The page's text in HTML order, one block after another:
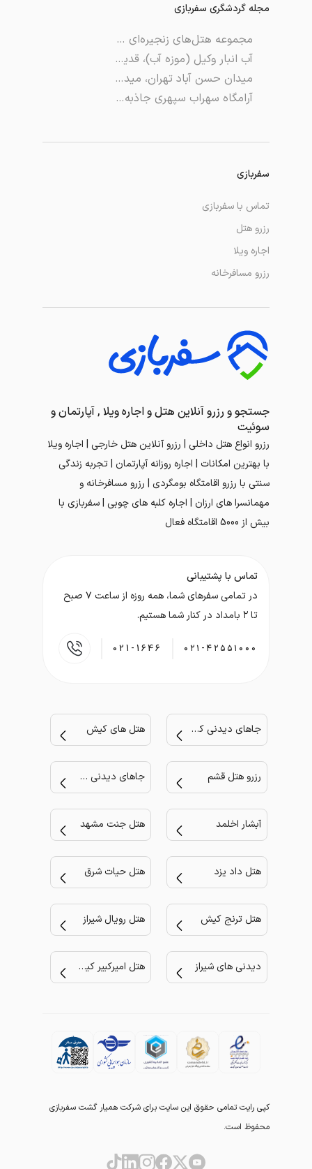
جستجو و رزرو آنلاین هتل و اجاره ویلا , آپارتمان و
سوئیت
رزرو انواع هتل داخلی | رزرو آنلاین هتل خارجی | اجاره ویلا
با بهترین امکانات | اجاره روزانه آپارتمان | تجربه زندگی
سنتی با رزرو اقامتگاه بومگردی | رزرو مسافرخانه و
مهمانسرا های ارزان | اجاره کلبه های چوبی | سفربازی با
بیش از 5000 اقامتگاه فعال
سفربازی
تماس با سفربازی
رزرو هتل
اجاره ویلا
رزرو مسافرخانه
مجله گردشگری سفربازی
مجموعه هتل‌های زنجیره‌ای کریستیانو رونالدو
آب انبار وکیل (موزه آب)، قدیمی، زیبا و خنک!
میدان حسن ‌آباد تهران، میدانی قدیمی با نمایی آرامش بخش
آرامگاه سهراب سپهری جاذبه دیدنی مشهد اردهال
تماس با پشتیبانی
در تمامی سفر‌های شما، همه روزه از ساعت ۷ صبح
تا ۲ بامداد در کنار شما هستیم.
۰۲۱-۴۲۵۵۱۰۰۰ 021-1646
جاهای دیدنی کیش هتل های کیش
رزرو هتل قشم جاهای دیدنی مشهد
آبشار اخلمد هتل جنت مشهد
هتل داد یزد هتل حیات شرق
هتل ترنج کیش هتل رویال شیراز
دیدنی های شیراز هتل امیرکبیر کیش
کپی رایت تمامی حقوق این سایت برای شرکت همیار گشت سفربازی
محفوظ است.